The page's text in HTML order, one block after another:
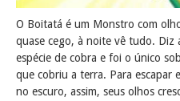
O Boitatá é um Monstro com
quase cego, à noite vê tudo. Diz
espécie de cobra e foi o único
que cobriu a terra. Para escapar
no escuro, assim, seus olhos